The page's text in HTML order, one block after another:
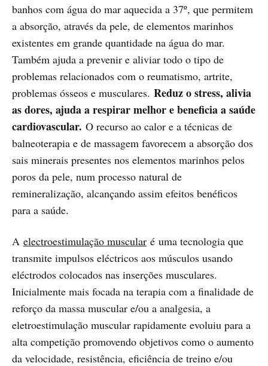
banhos com água do mar aquecida a 37º, que permitem
a absorção, através da pele, de elementos marinhos
existentes em grande quantidade na água do mar.
Também ajuda a prevenir e aliviar todo o tipo de
problemas relacionados com o reumatismo, artrite,
problemas ósseos e musculares. Reduz o stress, alivia
as dores, ajuda a respirar melhor e beneficia a saúde
cardiovascular. O recurso ao calor e a técnicas de
balneoterapia e de massagem favorecem a absorção dos
sais minerais presentes nos elementos marinhos pelos
poros da pele, num processo natural de
remineralização, alcançando assim efeitos benéficos
para a saúde.
A electroestimulação muscular é uma tecnologia que
transmite impulsos eléctricos aos músculos usando
eléctrodos colocados nas inserções musculares.
Inicialmente mais focada na terapia com a finalidade de
reforço da massa muscular e/ou a analgesia, a
eletroestimulação muscular rapidamente evoluiu para a
alta competição promovendo objetivos como o aumento
da velocidade, resistência, eficiência de treino e/ou